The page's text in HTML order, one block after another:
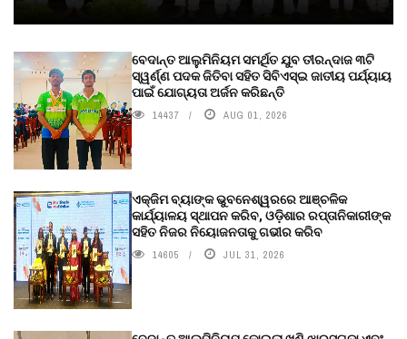
ବେଦାନ୍ତ ଆଲୁମିନିୟମ ସମର୍ଥିତ ଯୁବ ତୀରନ୍ଦାଜ ୩ଟି
ସ୍ୱର୍ଣ୍ଣ ପଦକ ଜିତିବା ସହିତ ସିବିଏସ୍ଇ ଜାତୀୟ ପର୍ଯ୍ୟାୟ
ପାଇଁ ଯୋଗ୍ୟତା ଅର୍ଜନ କରିଛନ୍ତି
14437 AUG 01, 2026
ଏକ୍ଜିମ ବ୍ୟାଙ୍କ ଭୁବନେଶ୍ୱରରେ ଆଞ୍ଚଳିକ
କାର୍ଯ୍ୟାଳୟ ସ୍ଥାପନ କରିବ, ଓଡ଼ିଶାର ରପ୍ତାନିକାରୀଙ୍କ
ସହିତ ନିଜର ନିୟୋଜନତାକୁ ଗଭୀର କରିବ
14605 JUL 31, 2026